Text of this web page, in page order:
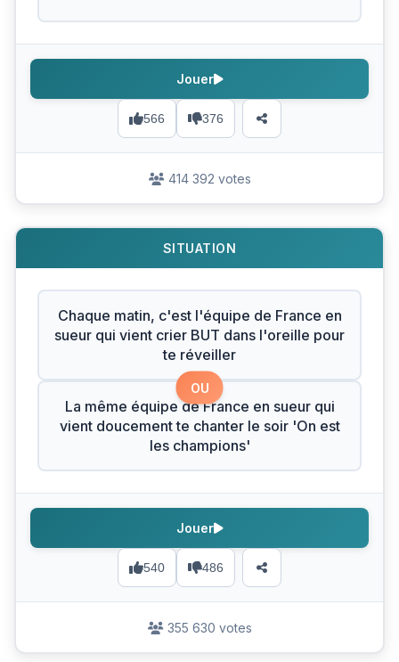
566 376
Jouer
414 392 votes
SITUATION
Chaque matin, c'est l'équipe de France en
sueur qui vient crier BUT dans l'oreille pour
te réveiller
OU
La même équipe de France en sueur qui
vient doucement te chanter le soir 'On est
les champions'
540 486
Jouer
355 630 votes